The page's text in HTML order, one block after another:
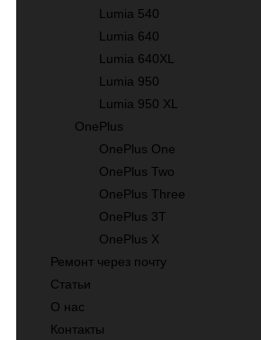
Lumia 540
Lumia 640
Lumia 640XL
Lumia 950
Lumia 950 XL
OnePlus
OnePlus One
OnePlus Two
OnePlus Three
OnePlus 3T
OnePlus X
Ремонт через почту
Статьи
О нас
Контакты